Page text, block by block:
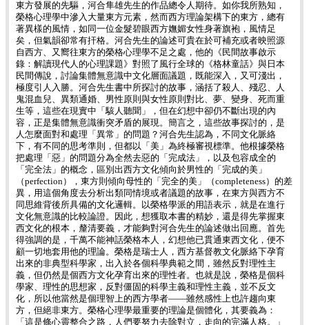
東方發展的先驅，河合隼雄先生的作品總令人期待。如你我所熟知，
榮格心理學中滲入大量東方元素，然而西方理論架構下的東方，總有
著異樣的風情，如同一位金髮碧眼西方嫵媚女性身著旗袍，風情足
矣，但氣韻卻常有扞格。河合先生的論述可貴在於可補充或者映照源
自西方、又嚮往東方的榮格心理學不足之處，他的《民間故事啟示
錄：解讀現代人的心理課題》對照了風行全球的《格林童話》與日本
民間傳說，討論集體無意識中文化層面議題，既能深入，又可淺出，
極度引人入勝。河合先生書中所探討的故事，涵括了殺人、殘忍、人
鬼混血兒、異類通婚、男性原則與女性原則對比、夢、變身、死而重
生等，這些在現實中「駭人聽聞」，但在幻想中卻仍不斷出現的內
容，正是集體無意識衝突矛盾的展現。簡言之，這些故事探討的，是
人怎麼面對和處理「異常」的問題？河合先生認為，不同文化脈絡
下，有不同的思考準則，但都以「美」為終極審視標準。他根據榮格
把處理「惡」的問題分為全然去惡的「完成法」，以及包容成全的
「完全法」的概念，區別出西方文化傾向於男性的「完成的美」
（perfection），東方則傾向母性的「完全的美」（completeness）的差
異，用這個角度去分析出類同情境或者議題的故事，在東方與西方不
同思維背後所具備的文化邏輯。以榮格學派的用語表示，就是在進行
文化無意識的比較論證。因此，想獲取本書的精妙，還是得先掌握東
西文化的根本，釐清要義，才能夠對河合先生的論述做出回應。首先
得強調的是，千萬不能神話榮格本人，幻想他已貫通東西文化，便不
顧一切地套用他的理論。榮格是瑞士人，西方基督教文化脈絡下孕育
出來的非典型科學家，出入於各個科學典範之間，雖然反對理性主
義，但仍然是個西方文化孕育出來的理性者。也就是說，榮格是個科
學家、理性的思想家，反對僵固的科學主義和理性主義，並不反文
化，所以他當然是個理智上的西方學者——雖然感性上也許趨向東
方，但絕非東方。榮格心理學最重要的理論是個體化，其要義為：
「這是條心靈整合之路，人們要努力去除對立，走向的完滿人格。」